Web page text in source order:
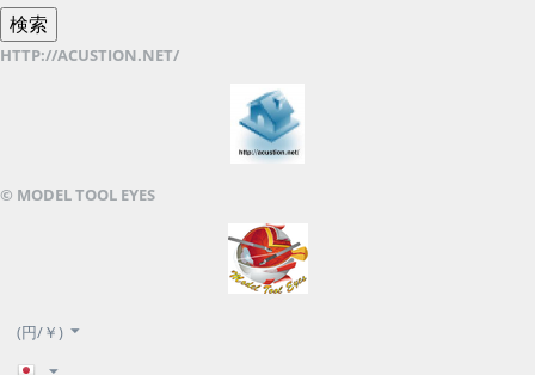
HTTP://ACUSTION.NET/
© MODEL TOOL EYES
(円/￥)